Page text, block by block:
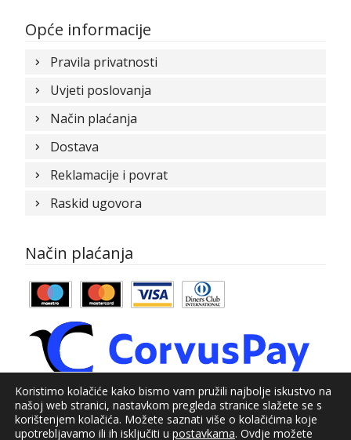
Opće informacije
Pravila privatnosti
Uvjeti poslovanja
Način plaćanja
Dostava
Reklamacije i povrat
Raskid ugovora
Način plaćanja
© Kundid 2021
Koristimo kolačiće kako bismo vam pružili najbolje iskustvo na
našoj web stranici, nastavkom pregleda stranice slažete se s
korištenjem kolačića. Možete saznati više o kolačićima koje
upotrebljavamo ili ih isključiti u postavkama. Ovdje možete